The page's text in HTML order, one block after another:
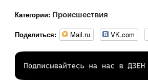
Категории: Происшествия
Поделиться: Mail.ru VK.com